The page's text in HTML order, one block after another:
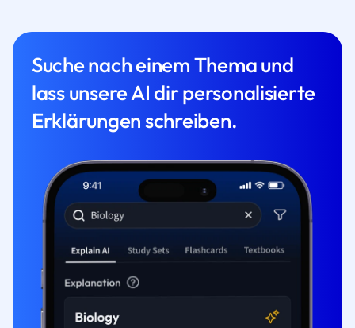
Suche nach einem Thema und
lass unsere AI dir personalisierte
Erklärungen schreiben.